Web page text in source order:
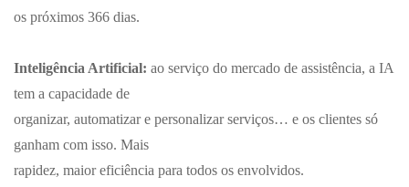
os próximos 366 dias.
Inteligência Artificial: ao serviço do mercado de assistência, a IA
tem a capacidade de
organizar, automatizar e personalizar serviços… e os clientes só
ganham com isso. Mais
rapidez, maior eficiência para todos os envolvidos.